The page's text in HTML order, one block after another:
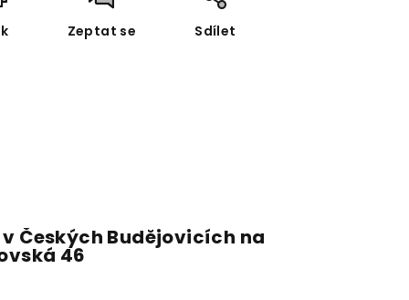
Zeptat se Sdílet
Českých Budějovicích na
46